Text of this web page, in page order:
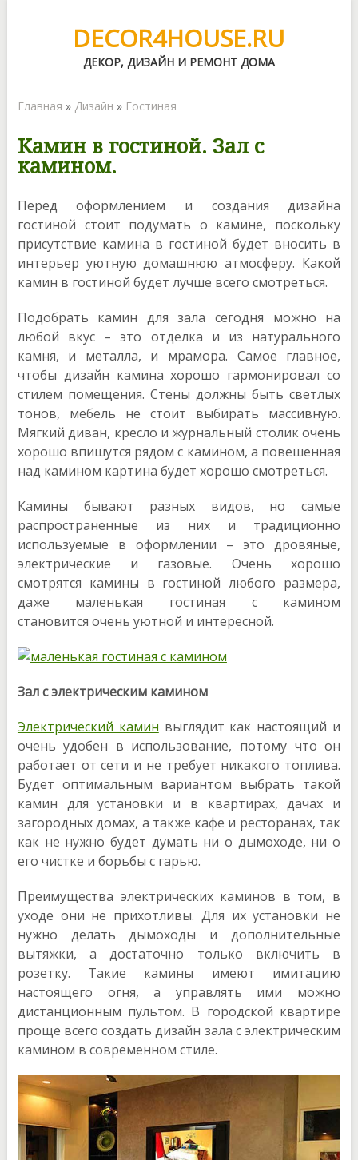
DECOR4HOUSE.RU
ДЕКОР, ДИЗАЙН И РЕМОНТ ДОМА
Главная » Дизайн » Гостиная
Камин в гостиной. Зал с
камином.
Перед оформлением и создания дизайна
гостиной стоит подумать о камине, поскольку
присутствие камина в гостиной будет вносить в
интерьер уютную домашнюю атмосферу. Какой
камин в гостиной будет лучше всего смотреться.
Подобрать камин для зала сегодня можно на
любой вкус – это отделка и из натурального
камня, и металла, и мрамора. Самое главное,
чтобы дизайн камина хорошо гармонировал со
стилем помещения. Стены должны быть светлых
тонов, мебель не стоит выбирать массивную.
Мягкий диван, кресло и журнальный столик очень
хорошо впишутся рядом с камином, а повешенная
над камином картина будет хорошо смотреться.
Камины бывают разных видов, но самые
распространенные из них и традиционно
используемые в оформлении – это дровяные,
электрические и газовые. Очень хорошо
смотрятся камины в гостиной любого размера,
даже маленькая гостиная с камином
становится очень уютной и интересной.
Зал с электрическим камином
Электрический камин выглядит как настоящий и
очень удобен в использование, потому что он
работает от сети и не требует никакого топлива.
Будет оптимальным вариантом выбрать такой
камин для установки и в квартирах, дачах и
загородных домах, а также кафе и ресторанах, так
как не нужно будет думать ни о дымоходе, ни о
его чистке и борьбы с гарью.
Преимущества электрических каминов в том, в
уходе они не прихотливы. Для их установки не
нужно делать дымоходы и дополнительные
вытяжки, а достаточно только включить в
розетку. Такие камины имеют имитацию
настоящего огня, а управлять ими можно
дистанционным пультом. В городской квартире
проще всего создать дизайн зала с электрическим
камином в современном стиле.